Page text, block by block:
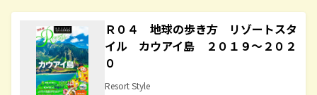
Ｒ０４ 地球の歩き方 リゾートスタ
イル カウアイ島 ２０１９～２０２
０
Resort Style